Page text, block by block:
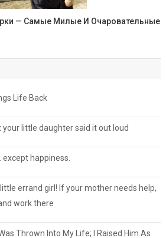
— Самые Милые И Очаровательные
Life Back
little daughter said it out loud
happiness.
errand girl! If your mother needs help,
work there
Thrown Into My Life; I Raised Him As